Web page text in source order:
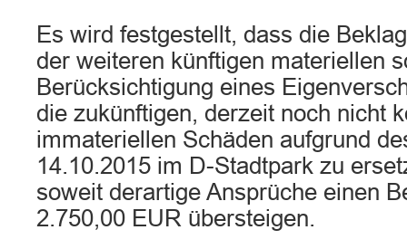
Es wird festgestellt, dass die
der weiteren künftigen materiellen
Berücksichtigung eines
die zukünftigen, derzeit noch nicht
immateriellen Schäden aufgrund
14.10.2015 im D-Stadtpark zu
soweit derartige Ansprüche einen
2.750,00 EUR übersteigen.